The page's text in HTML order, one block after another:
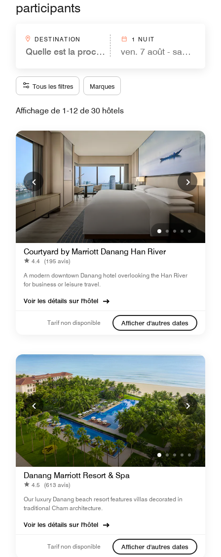
participants
DESTINATION
Quelle est la prochaine étape ?
1 NUIT
ven. 7 août - sam. 8 août
Tous les filtres Marques
Affichage de 1-12 de 30 hôtels
Courtyard by Marriott Danang Han River
4.4 (195 avis)
A modern downtown Danang hotel overlooking the Han River
for business or leisure travel.
Voir les détails sur l'hôtel
Tarif non disponible Afficher d'autres dates
Danang Marriott Resort & Spa
4.5
(613 avis)
Our luxury Danang beach resort features villas decorated in
traditional Cham architecture.
Voir les détails sur l'hôtel
Tarif non disponible Afficher d'autres dates